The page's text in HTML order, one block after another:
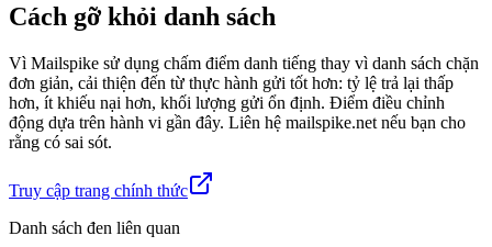
Cách gỡ khỏi danh sách
Vì Mailspike sử dụng chấm điểm danh tiếng thay vì danh sách chặn
đơn giản, cải thiện đến từ thực hành gửi tốt hơn: tỷ lệ trả lại thấp
hơn, ít khiếu nại hơn, khối lượng gửi ổn định. Điểm điều chỉnh
động dựa trên hành vi gần đây. Liên hệ mailspike.net nếu bạn cho
rằng có sai sót.
Truy cập trang chính thức
Danh sách đen liên quan